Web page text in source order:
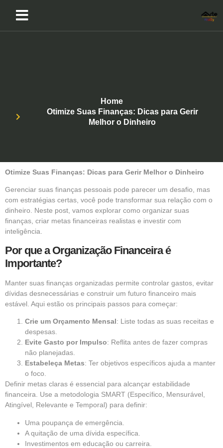
Home
Otimize Suas Finanças: Dicas para Gerir
Melhor o Dinheiro
Otimize Suas Finanças: Dicas para Gerir Melhor o Dinheiro
Gerenciar suas finanças pessoais pode parecer um desafio, mas
com estratégias certas, você pode transformar sua relação com o
dinheiro. Neste post, vamos explorar como organizar suas
finanças, criar metas financeiras realistas e investir com
inteligência.
Por que a Organização Financeira é
Importante?
Manter suas finanças organizadas permite controlar gastos, evitar
dívidas desnecessárias e construir um futuro financeiro mais
estável. Aqui estão os principais passos para começar:
Crie um Orçamento Mensal: Liste todas as suas receitas e
despesas.
Evite Gasto por Impulso: Reflita antes de fazer compras
não planejadas.
Estabeleça Metas: Ter objetivos específicos ajuda a manter
o foco.
Definir metas claras é essencial para alcançar estabilidade
financeira. Use a metodologia SMART (Específico, Mensurável,
Atingível, Relevante e Temporal) para definir:
Uma poupança de emergência.
A quitação de uma dívida específica.
Investimentos em educação ou carreira.